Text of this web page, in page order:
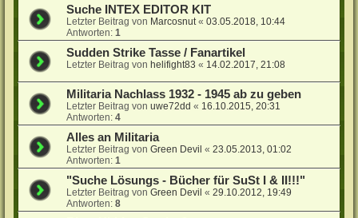
Suche INTEX EDITOR KIT
Letzter Beitrag von Marcosnut«03.05.2018, 10:44
Antworten:1
Sudden Strike Tasse / Fanartikel
Letzter Beitrag von helifight83 « 14.02.2017, 21:08
Militaria Nachlass 1932 - 1945 ab zu geben
Letzter Beitrag vonuwe72dd « 16.10.2015, 20:31
Antworten:4
Alles an Militaria
Letzter Beitrag vonGreen Devil «23.05.2013, 01:02
Antworten:1
"Suche Lösungs - Bücher für SuSt I & II!!!"
Letzter Beitrag vonGreen Devil «29.10.2012, 19:49
Antworten:8